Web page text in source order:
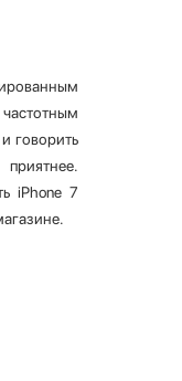
говорить
iPhone 7